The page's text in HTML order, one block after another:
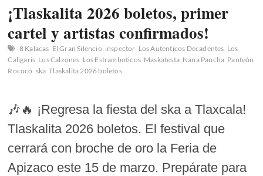
¡Tlaskalita 2026 boletos, primer
cartel y artistas confirmados!
8 Kalacas El Gran Silencio inspector Los Autenticos Decadentes Los
Caligaris Los Calzones Los Estramboticos Maskatesta Nana Pancha Panteón
Rococó ska Tlaskalita 2026 boletos
🎶🔥 ¡Regresa la fiesta del ska a Tlaxcala!
Tlaskalita 2026 boletos. El festival que
cerrará con broche de oro la Feria de
Apizaco este 15 de marzo. Prepárate para